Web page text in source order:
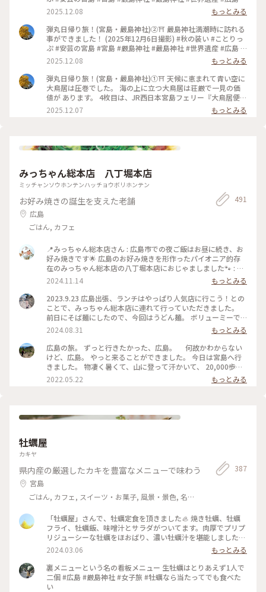
廿日市
2025.12.08
もっとみる
弾丸日帰り旅！(宮島・嚴島神社)②⛩️ 嚴島神社満潮時に訪れる
事ができました！ (2025年12月6日撮影) #秋の装い #ことりっ
ぷ #安芸の宮島 #宮島 #厳島神社 #嚴島神社 #世界遺産 #広島 #
廿日市
2025.12.08
もっとみる
弾丸日帰り旅！(宮島・嚴島神社)①⛩️ 天候に恵まれて青い空に
大鳥居は圧巻でした。 海の上に立つ大鳥居は荘厳で一見の価
値が あります。 4枚目は、JR西日本宮島フェリー『大鳥居便』
からの眺めです⛴️ (2025年12月6日撮影) #秋の装い #ことりっ
ぷ #安芸の宮島 #宮島 #厳島神社 #嚴島神社 #世界遺産 #広島 #
2025.12.07 もっとみる
みっちゃん総本店 八丁堀本店
ミッチャンソウホンテンハッチョウボリホンテン
お好み焼きの誕生を支えた老舗
広島
ごはん, カフェ
491
📍みっちゃん総本店さん : 広島市での夜ご飯はお昼に続き、お
好み焼きです🌟 広島のお好み焼きを形作ったパイオニア的存
在のみっちゃん総本店の八丁堀本店におじゃましました🐾 : 翌
日の出発が早かったのと人気店ということもあり、早め早めの
行動で18時前にはお店に到着しましたが、すでに結構な列が…
🥲 でも、夜はこのお店と決めて来たので並びました！ 回転は
いいのか、50分くらいで座れました🙌 : 頼んだのはまたまた定
番のそば肉玉子✨ 私は、麺がパリパリもっちりなお好み焼きが
大好きなので、このお好み焼きはドンピシャ💕 とっても美味
しかったです🥰 ドリンクは広島のご当地サイダーを🫧 さっぱ
りなはっさくはソースのお供にも合いました！ ボリューミー
で残そうか迷いましたが、広島のお好み焼き大好きなので完食
しました😋 また広島で本場のお好み焼き食べたいな〜✨ マヨ
のキャップがカープの帽子でかわいかったです❤️ : これにて、
岡山広島旅3日目終了です🎵 翌日は広島の別の街を巡ります🚗
ゃん総本店 #美味 #広島グルメ #広島 #milkのミルキーな毎日
2024.11.14
もっとみる
2023.9.23 広島出張、ランチはやっぱり人気店に行こう！との
ことで、みっちゃん総本店に連れて行っていただきました。
前日にそば麺にしたので、今回はうどん麺。 ボリューミーで
もちもちで食べ応え抜群でした！ #広島 #お好み焼き #みっち
ゃん
2024.08.31
もっとみる
広島の旅。 ずっと行きたかった、広島。 何故かわからない
けど、広島。 やっと来ることができました。 今日は宮島へ行
きました。 物凄く暑くて、山に登って汗かいて、 20,000歩以
上歩きました。 夜ご飯は、“ここへ行こう”と決めていて、 い
ざお店に出向いたら、行列。 諦めて次に向かったのが、こち
行く前から、そう考えてました。 他のお店との食べ比べをし
いかな（笑） というぐらい、お腹いっぱいになりました。 ご
好み焼き #ごはん
2022.05.22 もっとみる
牡蠣屋
カキヤ
県内産の厳選したカキを豊富なメニューで味わう
宮島
ごはん, カフェ, スイーツ・お菓子, 風景・景色, 名
387
「牡蠣屋」さんで、牡蠣定食を頂きました🦪 焼き牡蠣、牡蠣
フライ、牡蠣飯、味噌汁とサラダがついてます。肉厚でプリプ
リジューシーな牡蠣をほおばり、濃い牡蠣汁を堪能しました。
生牡蠣はついていないので、個別に注文しました😋 #牡蠣屋
#牡蠣 #広島 #広島県 #宮島 #定食 #2024
2024.03.06
もっとみる
裏メニューという名の看板メニュー 生牡蠣はとりあえず1人で
二個 #広島 #厳島神社 #女子旅 #牡蠣なら当たってでも食べた
い